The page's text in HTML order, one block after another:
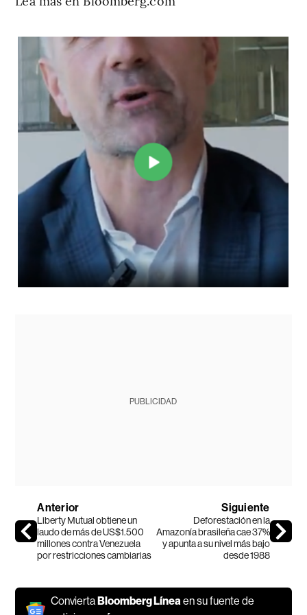
PUBLICIDAD
Anterior
Liberty Mutual obtiene un
laudo de más de US$1.500
millones contra Venezuela
por restricciones cambiarias
Siguiente
Deforestación en la
Amazonía brasileña cae 37%
y apunta a su nivel más bajo
desde 1988
ConviertaBloomberg Líneaen su fuente de